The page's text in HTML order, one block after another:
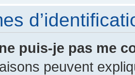
puis-je pas me
peuvent